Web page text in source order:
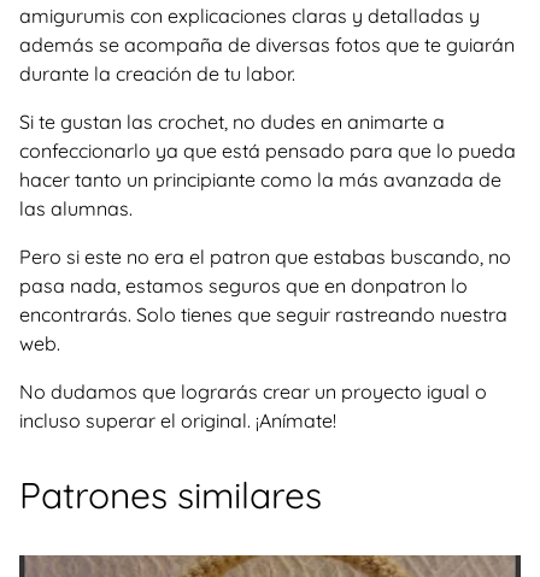
amigurumis con explicaciones claras y detalladas y
además se acompaña de diversas fotos que te guiarán
durante la creación de tu labor.
Si te gustan las crochet, no dudes en animarte a
confeccionarlo ya que está pensado para que lo pueda
hacer tanto un principiante como la más avanzada de
las alumnas.
Pero si este no era el patron que estabas buscando, no
pasa nada, estamos seguros que en donpatron lo
encontrarás. Solo tienes que seguir rastreando nuestra
web.
No dudamos que lograrás crear un proyecto igual o
incluso superar el original. ¡Anímate!
Patrones similares